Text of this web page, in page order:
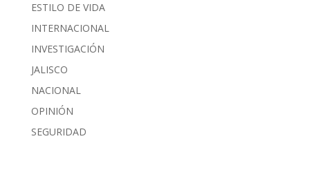
ESTILO DE VIDA
INTERNACIONAL
INVESTIGACIÓN
JALISCO
NACIONAL
OPINIÓN
SEGURIDAD